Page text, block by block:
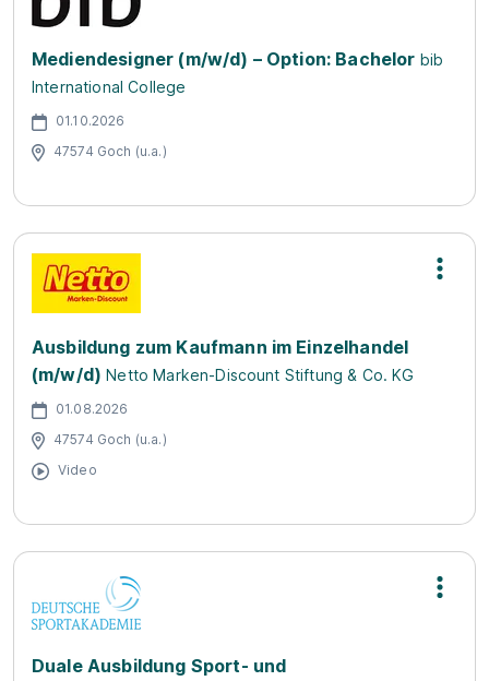
Mediendesigner (m/w/d) – Option: Bachelor bib
International College
01.10.2026
47574 Goch (u.a.)
Ausbildung zum Kaufmann im Einzelhandel
(m/w/d) Netto Marken-Discount Stiftung & Co. KG
01.08.2026
47574 Goch (u.a.)
Video
Duale Ausbildung Sport- und